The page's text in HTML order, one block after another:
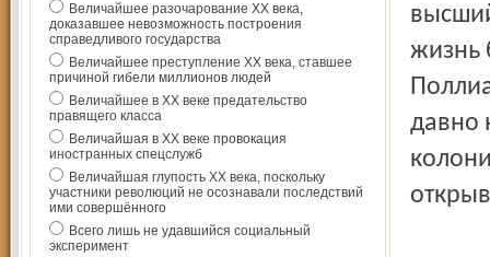
Величайшее разочарование ХХ века,
доказавшее невозможность построения
справедливого государства
Величайшее преступление ХХ века, ставшее
причиной гибели миллионов людей
Величайшее в ХХ веке предательство
правящего класса
Величайшая в ХХ веке провокация
иностранных спецслужб
Величайшая глупость ХХ века, поскольку
участники революций не осознавали последствий
ими совершённого
Всего лишь не удавшийся социальный
эксперимент
жизнь
давно